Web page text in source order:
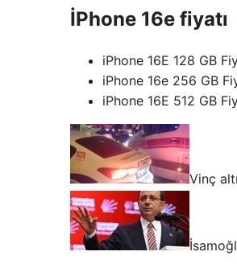
İPhone 16e fiyatı
iPhone 16E 128 GB
iPhone 16e 256 GB
iPhone 16E 512 GB
Vinç